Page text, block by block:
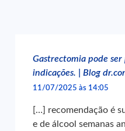
Gastrectomia pode
indicações. | Blog
11/07/2025 às 14:05
[…] recomendação é
e de álcool semanas